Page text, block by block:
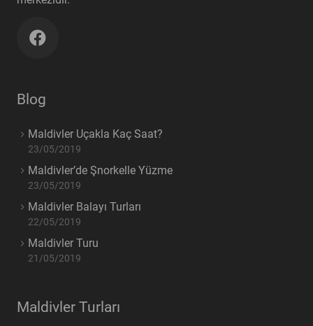
Blog
Maldivler Uçakla Kaç Saat?
23/05/2019
Maldivler’de Şnorkelle Yüzme
23/05/2019
Maldivler Balayı Turları
22/05/2019
Maldivler Turu
21/05/2019
Maldivler Turları